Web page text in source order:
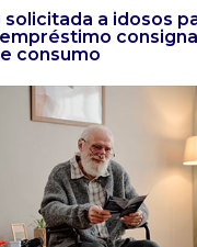
solicitada a idosos
consumo